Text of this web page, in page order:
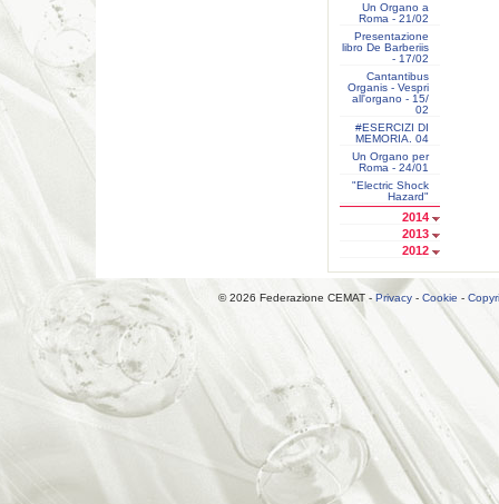
Un Organo a
Roma - 21/02
Presentazione
libro De Barberiis
- 17/02
Cantantibus
Organis - Vespri
all'organo - 15/
02
#ESERCIZI DI
MEMORIA. 04
Un Organo per
Roma - 24/01
"Electric Shock
Hazard"
2014
2013
2012
© 2026 Federazione CEMAT - Privacy- Cookie -